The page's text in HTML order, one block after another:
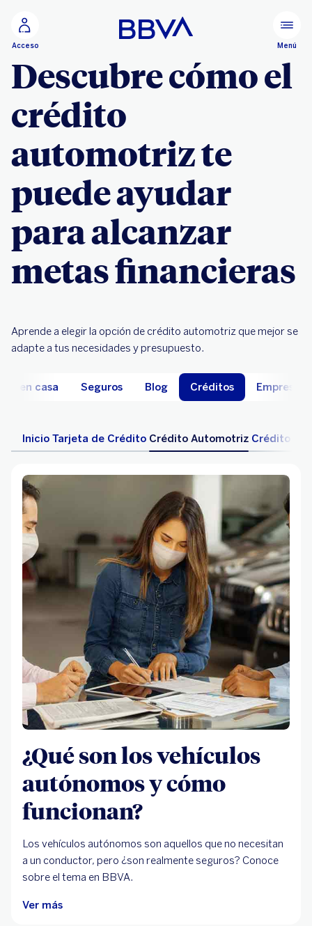
Acceso Menú
Descubre cómo el
crédito
automotriz te
puede ayudar
para alcanzar
metas financieras
Aprende a elegir la opción de crédito automotriz que mejor se
adapte a tus necesidades y presupuesto.
en casa Seguros Blog Créditos
Inicio Tarjeta de Crédito Crédito Automotriz Crédito
Empresas
¿Qué son los vehículos
autónomos y cómo
funcionan?
Los vehículos autónomos son aquellos que no necesitan
a un conductor, pero ¿son realmente seguros? Conoce
sobre el tema en BBVA.
Ver más